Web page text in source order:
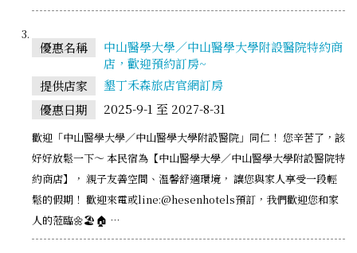
優惠名稱
中山醫學大學／中山醫學大學附設醫院特約商
店，歡迎預約訂房~
提供店家
墾丁禾森旅店官網訂房
優惠日期
2025-9-1 至 2027-8-31
歡迎「中山醫學大學／中山醫學大學附設醫院」同仁！ 您辛苦了，該
好好放鬆一下～ 本民宿為【中山醫學大學／中山醫學大學附設醫院特
約商店】， 親子友善空間、溫馨舒適環境， 讓您與家人享受一段輕
鬆的假期！ 歡迎來電或line:@hesenhotels預訂，我們歡迎您和家
人的蒞臨🌼🏖️🏠 …